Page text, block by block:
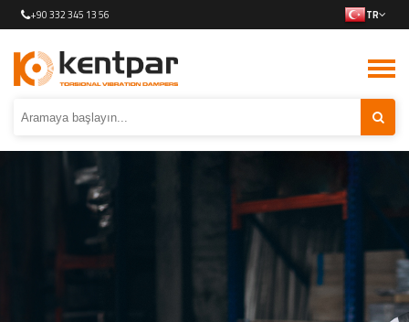
+90 332 345 13 56 TR